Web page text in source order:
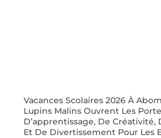
Vacances Scolaires 2026 À
Lupins Malins Ouvrent Les
D’apprentissage, De Créativité,
Et De Divertissement Pour Les